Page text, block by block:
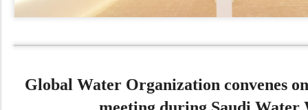
Global Water Organization convenes